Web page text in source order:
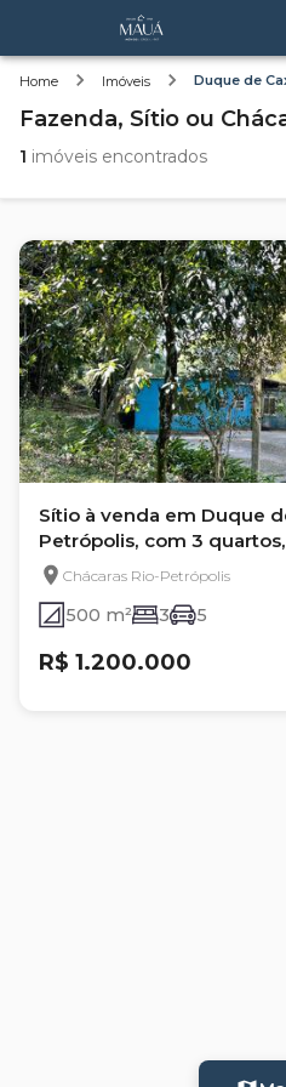
Home Imóveis Duque de
Fazenda, Sítio ou
1 imóveis encontrados
Sítio à venda em Duque
Petrópolis, com 3
Chácaras Rio-Petrópolis
500 m² 3 5
R$ 1.200.000